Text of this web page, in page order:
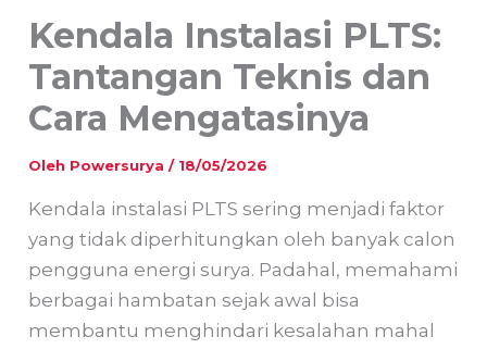
Kendala Instalasi PLTS:
Tantangan Teknis dan
Cara Mengatasinya
Oleh Powersurya/ 18/05/2026
Kendala instalasi PLTS sering menjadi faktor
yang tidak diperhitungkan oleh banyak calon
pengguna energi surya. Padahal, memahami
berbagai hambatan sejak awal bisa
membantu menghindari kesalahan mahal